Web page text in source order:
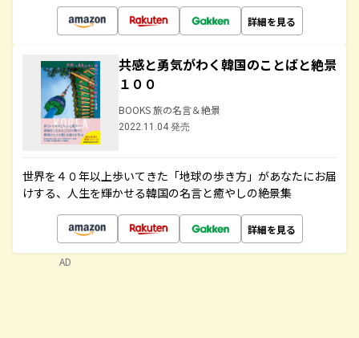
詳細を見る
共感と勇気がわく韓国のことばと絶景
１００
BOOKS 旅の名言＆絶景
2022.11.04 発売
世界を４０年以上歩いてきた「地球の歩き方」があなたにお届
けする、人生を輝かせる韓国の名言と癒やしの絶景集
詳細を見る
AD